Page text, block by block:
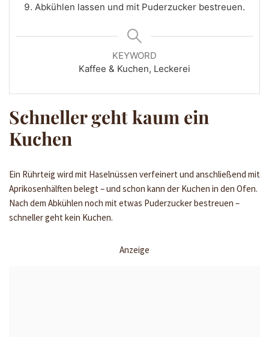
Abkühlen lassen und mit Puderzucker bestreuen.
KEYWORD
Kaffee & Kuchen, Leckerei
Schneller geht kaum ein
Kuchen
Ein Rührteig wird mit Haselnüssen verfeinert und anschließend mit
Aprikosenhälften belegt – und schon kann der Kuchen in den Ofen.
Nach dem Abkühlen noch mit etwas Puderzucker bestreuen –
schneller geht kein Kuchen.
Anzeige